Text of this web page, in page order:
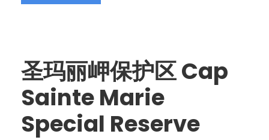
圣玛丽岬保护区 Cap
Sainte Marie
Special Reserve